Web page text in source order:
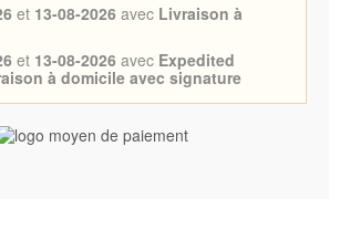
et 13-08-2026 avec Livraison à
et 13-08-2026 avec Expedited
à domicile avec signature